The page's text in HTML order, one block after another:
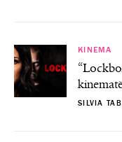
KINEMA
SILVIA